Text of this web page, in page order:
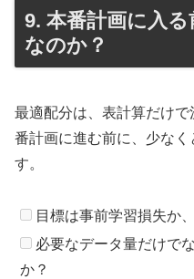
9. 本番計画に入
なのか？
最適配分は、表計算だけ
番計画に進む前に、少な
す。
目標は事前学習損失か
必要なデータ量だけで
か？